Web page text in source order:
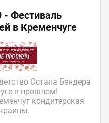
- Фестиваль
в Кременчуге
Остапа Бендера
в прошлом!
кондитерская